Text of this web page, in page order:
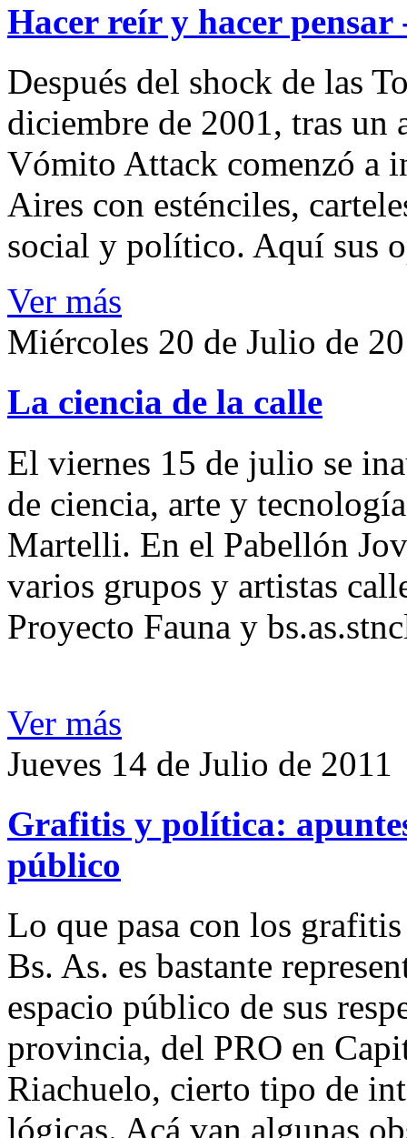
Hacer reír y hacer
Después del shock de las
diciembre de 2001, tras un
Vómito Attack comenzó a
Aires con esténciles,
social y político. Aquí sus
Ver más
Miércoles 20 de Julio de
La ciencia de la calle
El viernes 15 de julio se
de ciencia, arte y
Martelli. En el Pabellón
varios grupos y artistas
Proyecto Fauna y
Ver más
Jueves 14 de Julio de 2011
Grafitis y política:
público
Lo que pasa con los
Bs. As. es bastante
espacio público de sus
provincia, del PRO en
Riachuelo, cierto tipo de
lógicas. Acá van algunas